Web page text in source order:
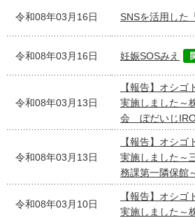
令和08年03月16日 SNSを活用した
令和08年03月16日 妊娠SOSみえ
令和08年03月13日
【報告】オシ
実施しました～
会 ぼだいじ
令和08年03月13日
【報告】オシ
実施しました～
務課第一隣保館
令和08年03月10日
【報告】オシ
実施しました～